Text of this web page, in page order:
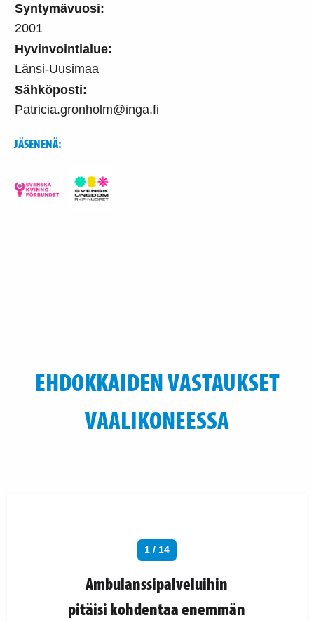
Syntymävuosi:
2001
Hyvinvointialue:
Länsi-Uusimaa
Sähköposti:
Patricia.gronholm@inga.fi
JÄSENENÄ:
EHDOKKAIDEN VASTAUKSET
VAALIKONEESSA
1 / 14
Ambulanssipalveluihin
pitäisi kohdentaa enemmän